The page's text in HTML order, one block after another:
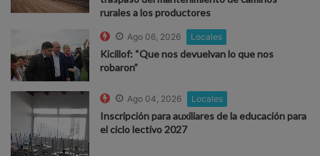
rurales a los productores
Ago 06, 2026 Locales
Kicillof: “Que nos devuelvan lo que nos
robaron”
Ago 04, 2026 Locales
Inscripción para auxiliares de la educación para
el ciclo lectivo 2027